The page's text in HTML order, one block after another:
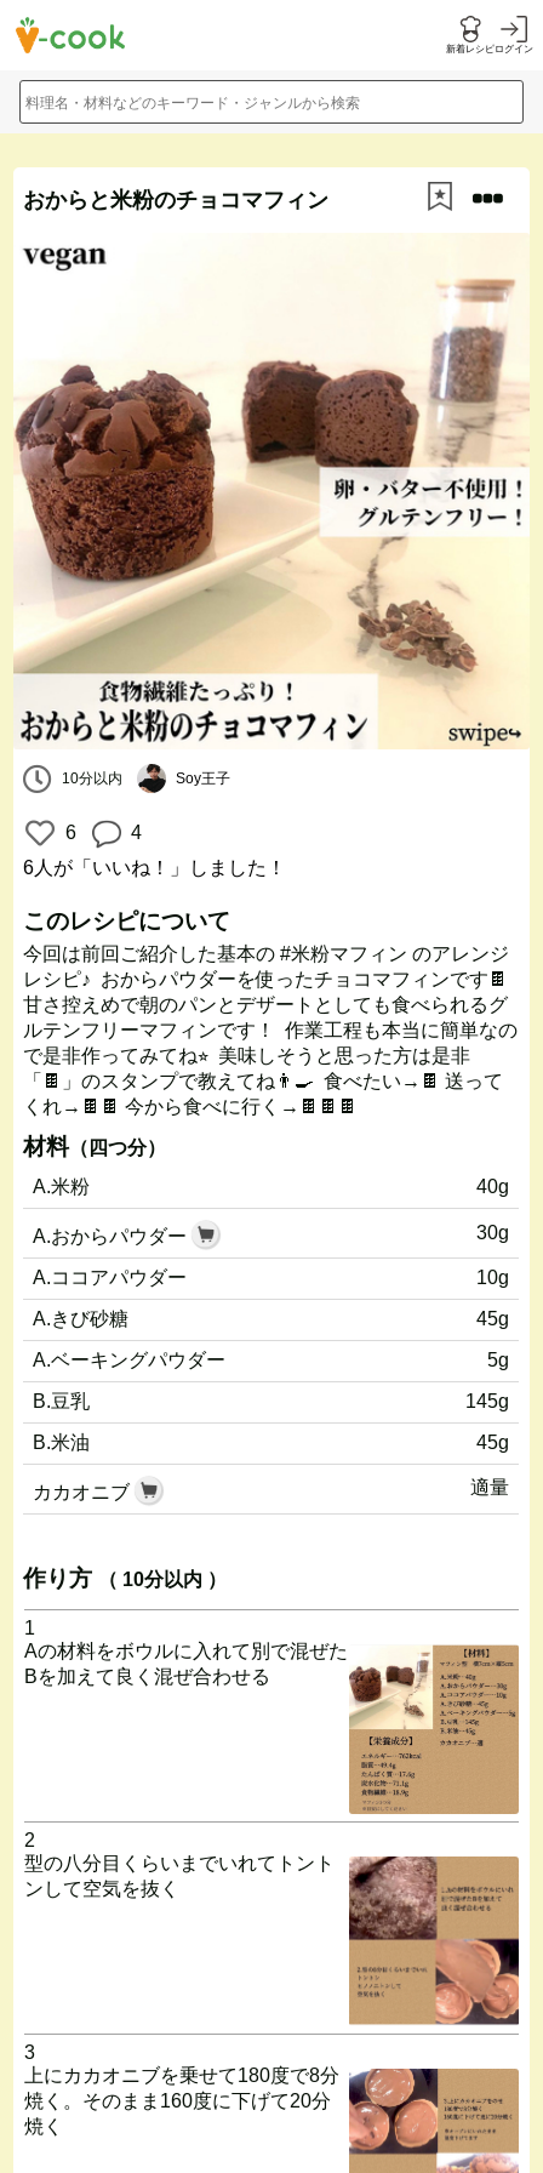
新着レシピログイン
料理名・材料などのキーワード・ジャンルから検索
おからと米粉のチョコマフィン
10分以内 Soy王子
6
4
6人 が「いいね！」しました！
このレシピについて
今回は前回ご紹介した基本の #米粉マフィン のアレンジ
レシピ♪ ⁡ おからパウダーを使ったチョコマフィンです🍫 ⁡
甘さ控えめで朝のパンとデザートとしても食べられるグ
ルテンフリーマフィンです！ ⁡ 作業工程も本当に簡単なの
で是非作ってみてね⭐︎ ⁡ 美味しそうと思った方は是非
「🍫」のスタンプで教えてね👨‍🍳 ⁡ 食べたい→🍫 送って
くれ→🍫🍫 今から食べに行く→🍫🍫🍫
材料（四つ分）
A.米粉
40g
A.おからパウダー 30g
A.ココアパウダー
10g
A.きび砂糖
45g
A.ベーキングパウダー
5g
B.豆乳
145g
B.米油
45g
カカオニブ 適量
作り方 （ 10分以内 ）
1
Aの材料をボウルに入れて別で混ぜた
Bを加えて良く混ぜ合わせる
2
型の八分目くらいまでいれてトント
ンして空気を抜く
3
上にカカオニブを乗せて180度で8分
焼く。そのまま160度に下げて20分
焼く